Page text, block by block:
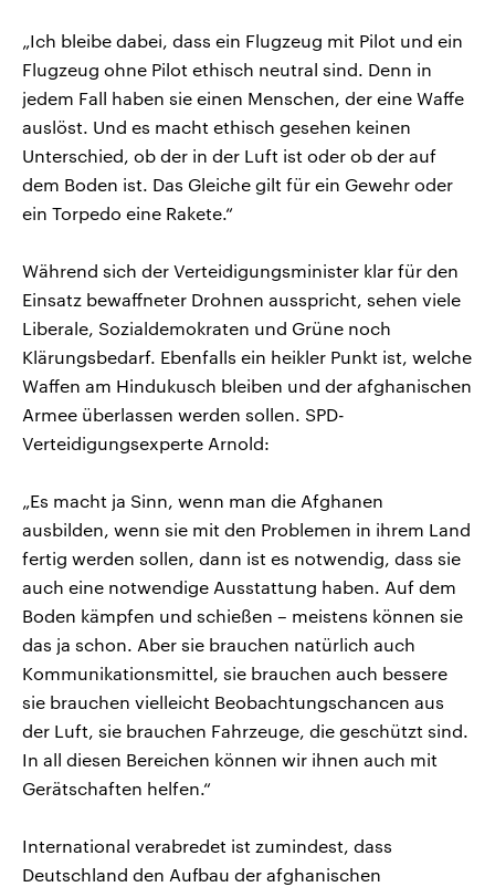
„Ich bleibe dabei, dass ein Flugzeug mit Pilot und ein
Flugzeug ohne Pilot ethisch neutral sind. Denn in
jedem Fall haben sie einen Menschen, der eine Waffe
auslöst. Und es macht ethisch gesehen keinen
Unterschied, ob der in der Luft ist oder ob der auf
dem Boden ist. Das Gleiche gilt für ein Gewehr oder
ein Torpedo eine Rakete.“
Während sich der Verteidigungsminister klar für den
Einsatz bewaffneter Drohnen ausspricht, sehen viele
Liberale, Sozialdemokraten und Grüne noch
Klärungsbedarf. Ebenfalls ein heikler Punkt ist, welche
Waffen am Hindukusch bleiben und der afghanischen
Armee überlassen werden sollen. SPD-
Verteidigungsexperte Arnold:
„Es macht ja Sinn, wenn man die Afghanen
ausbilden, wenn sie mit den Problemen in ihrem Land
fertig werden sollen, dann ist es notwendig, dass sie
auch eine notwendige Ausstattung haben. Auf dem
Boden kämpfen und schießen – meistens können sie
das ja schon. Aber sie brauchen natürlich auch
Kommunikationsmittel, sie brauchen auch bessere
sie brauchen vielleicht Beobachtungschancen aus
der Luft, sie brauchen Fahrzeuge, die geschützt sind.
In all diesen Bereichen können wir ihnen auch mit
Gerätschaften helfen.“
International verabredet ist zumindest, dass
Deutschland den Aufbau der afghanischen